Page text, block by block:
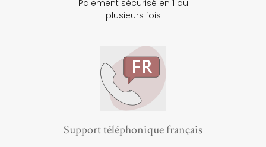
Paiement sécurisé en 1 ou
plusieurs fois
Support téléphonique français